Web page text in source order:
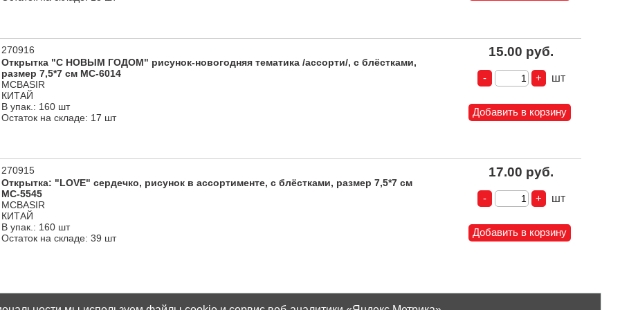
270916
Открытка "С НОВЫМ ГОДОМ" рисунок-новогодняя тематика /ассорти/, с блёстками,
размер 7,5*7 см МС-6014
MCBASIR
КИТАЙ
В упак.: 160 шт
Остаток на складе: 17 шт
15.00 руб.
шт
270915
Открытка: "LOVE" сердечко, рисунок в ассортименте, с блёстками, размер 7,5*7 см
МС-5545
MCBASIR
КИТАЙ
В упак.: 160 шт
Остаток на складе: 39 шт
17.00 руб.
шт